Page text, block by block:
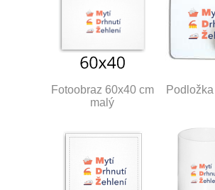
Fotoobraz 60x40 cm
malý